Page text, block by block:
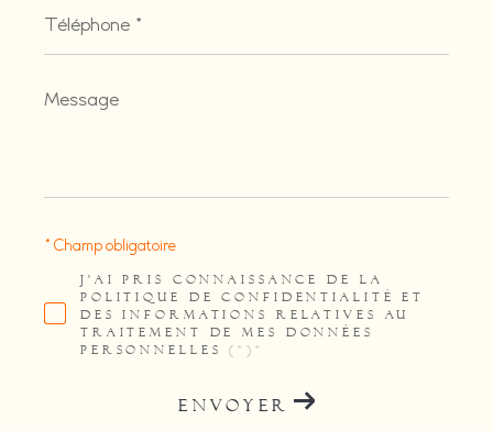
*
Message
*
J'AI PRIS CONNAISSANCE DE LA
POLITIQUE DE CONFIDENTIALITÉ ET
DES INFORMATIONS RELATIVES AU
TRAITEMENT DE MES DONNÉES
PERSONNELLES (*)*
* Champ obligatoire
ENVOYER